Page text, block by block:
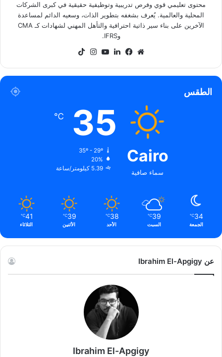
محتوى تعليمي قوي وفرص تدريبية وتوظيفية حقيقية في كبرى الشركات
المحلية والعالمية. يُعرف بشغفه بتطوير الذات، وسعيه الدائم لمساعدة
الآخرين على بناء سير ذاتية احترافية والتأهل المهني لشهادات كـ CMA
وIFRS.
موقعفيسبوكلينكدإن‫YouTube
انستقرام
الطقس
Cairo
سماء صافية
35
℃
35º - 29º
20%
5.39 كيلومتر/ساعة
34
℃
الجمعة
39
℃
السبت
38
℃
الأحد
39
℃
الأثنين
41
℃
الثلاثاء
عن Ibrahim El-Apgigy
Ibrahim El-Apgigy